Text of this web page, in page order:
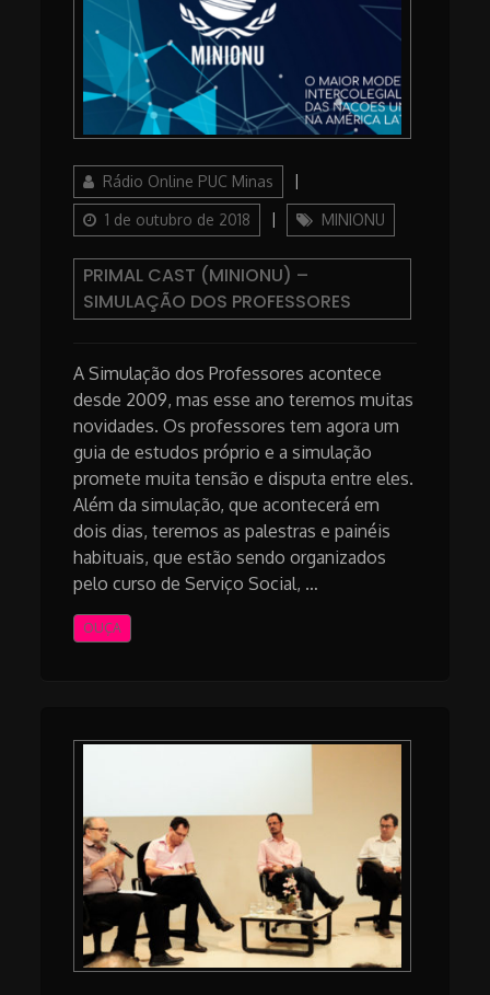
AuthorRádio Online PUC Minas
1 de outubro de 2018
Categories
MINIONU
PRIMAL CAST (MINIONU) –
SIMULAÇÃO DOS PROFESSORES
A Simulação dos Professores acontece
desde 2009, mas esse ano teremos muitas
novidades. Os professores tem agora um
guia de estudos próprio e a simulação
promete muita tensão e disputa entre eles.
Além da simulação, que acontecerá em
dois dias, teremos as palestras e painéis
habituais, que estão sendo organizados
pelo curso de Serviço Social, …
OUÇA